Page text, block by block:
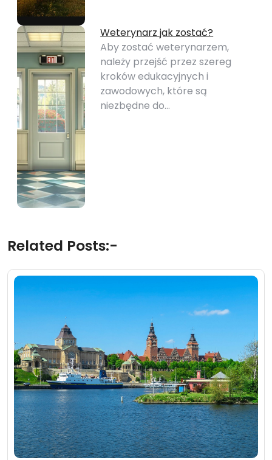
Weterynarz jak zostać?
Aby zostać weterynarzem,
należy przejść przez szereg
kroków edukacyjnych i
zawodowych, które są
niezbędne do…
Related Posts:-